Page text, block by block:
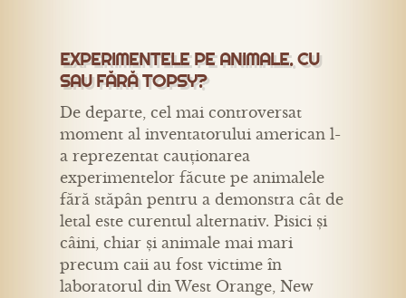
EXPERIMENTELE PE ANIMALE. CU
SAU FĂRĂ TOPSY?
De departe, cel mai controversat
moment al inventatorului american l-
a reprezentat cauționarea
experimentelor făcute pe animalele
fără stăpân pentru a demonstra cât de
letal este curentul alternativ. Pisici și
câini, chiar și animale mai mari
precum caii au fost victime în
laboratorul din West Orange, New